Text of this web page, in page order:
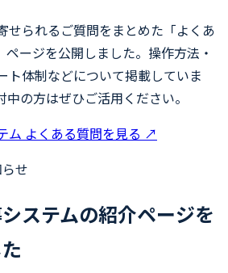
せられるご質問をまとめた「よくあ
ページを公開しました。操作方法・
ト体制などについて掲載していま
中の方はぜひご活用ください。
ム よくある質問を見る ↗
せ
ステムの紹介ページを